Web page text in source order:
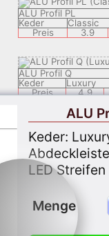
ALU Profil PL
Keder
Classic
Preis
3.9
ALU Profil Q
Keder
Luxury
Preis
4.9
ALU Profil LEDSAL
Keder
Luxury
Preis
6.9
Keder
Preis
9.9
ALU
Keder:
LED
Menge